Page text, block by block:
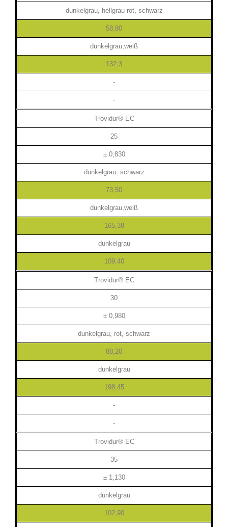
dunkelgrau, hellgrau rot, schwarz
58,80
dunkelgrau,weiß
132,3
-
-
Trovidur® EC
25
± 0,830
dunkelgrau, schwarz
73,50
dunkelgrau,weiß
165,38
dunkelgrau
109,40
Trovidur® EC
30
± 0,980
dunkelgrau, rot, schwarz
88,20
dunkelgrau
198,45
-
-
Trovidur® EC
35
± 1,130
dunkelgrau
102,90